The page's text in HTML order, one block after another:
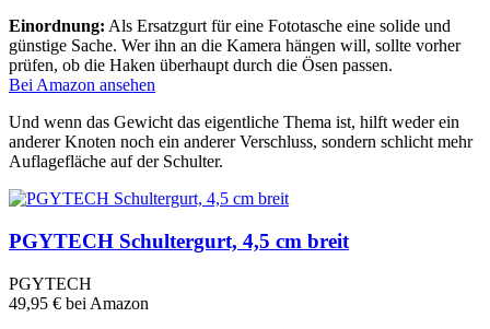
Einordnung: Als Ersatzgurt für eine Fototasche eine solide und
günstige Sache. Wer ihn an die Kamera hängen will, sollte vorher
prüfen, ob die Haken überhaupt durch die Ösen passen.
Bei Amazon ansehen
Und wenn das Gewicht das eigentliche Thema ist, hilft weder ein
anderer Knoten noch ein anderer Verschluss, sondern schlicht mehr
Auflagefläche auf der Schulter.
PGYTECH Schultergurt, 4,5 cm breit
PGYTECH
49,95 € bei Amazon